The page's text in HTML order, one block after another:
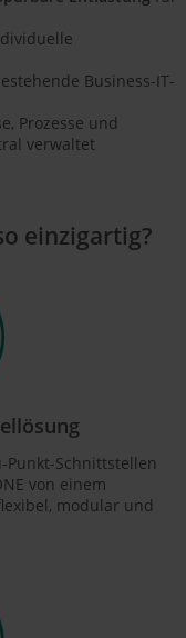
Business-IT-
Prozesse und
verwaltet
einzigartig?
Punkt-Schnittstellen
von einem
modular und